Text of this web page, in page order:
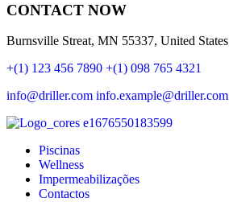
CONTACT NOW
Burnsville Streat, MN 55337, United States
+(1) 123 456 7890 +(1) 098 765 4321
info@driller.com info.example@driller.com
Piscinas
Wellness
Impermeabilizações
Contactos